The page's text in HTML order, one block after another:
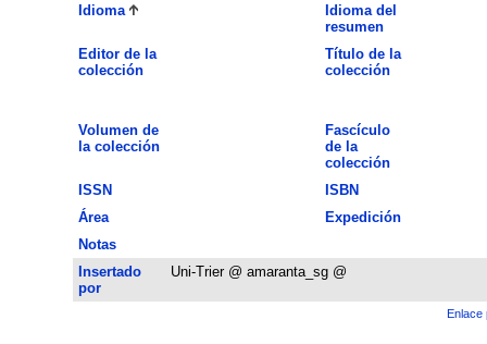
Idioma
Idioma del
resumen
Editor de la
colección
Título de la
colección
Volumen de
la colección
Fascículo
de la
colección
ISSN
ISBN
Área
Expedición
Notas
Insertado
por
Uni-Trier @ amaranta_sg @
Enlace